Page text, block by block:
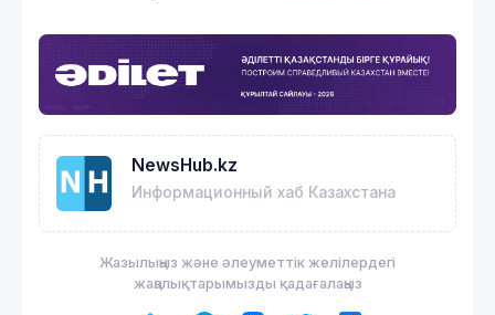
NewsHub.kz
Информационный хаб Казахстана
Жазылыңыз және әлеуметтік желілердегі
жаңалықтарымызды қадағалаңыз